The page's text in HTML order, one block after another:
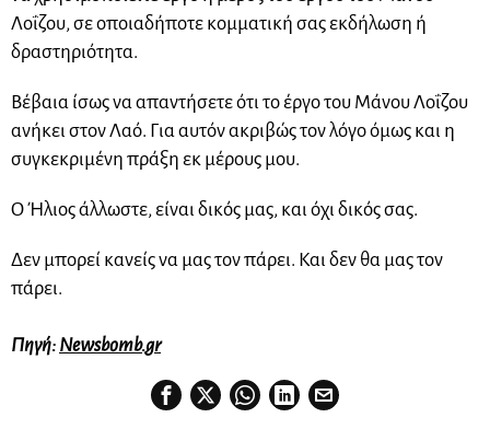
Λοΐζου, σε οποιαδήποτε κομματική σας εκδήλωση ή
δραστηριότητα.
Βέβαια ίσως να απαντήσετε ότι το έργο του Μάνου Λοΐζου
ανήκει στον Λαό. Για αυτόν ακριβώς τον λόγο όμως και η
συγκεκριμένη πράξη εκ μέρους μου.
Ο Ήλιος άλλωστε, είναι δικός μας, και όχι δικός σας.
Δεν μπορεί κανείς να μας τον πάρει. Και δεν θα μας τον
πάρει.
Πηγή: Newsbomb.gr